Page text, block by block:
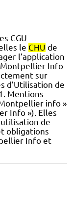
CGU
le CHU de
l’application
Montpellier Info
sur
d’Utilisation de
Mentions
info »
Info »). Elles
de
obligations
Info et